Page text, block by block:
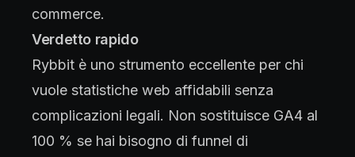
commerce.
Verdetto rapido
Rybbit è uno strumento eccellente per chi
vuole statistiche web affidabili senza
complicazioni legali. Non sostituisce GA4 al
100 % se hai bisogno di funnel di